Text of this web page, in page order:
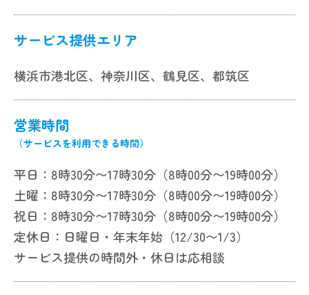
サービス提供エリア
横浜市港北区、神奈川区、鶴見区、都筑区
営業時間
（サービスを利用できる時間）
平日：8時30分〜17時30分（8時00分〜19時00分）
土曜：8時30分〜17時30分（8時00分〜19時00分）
祝日：8時30分〜17時30分（8時00分〜19時00分）
定休日：日曜日・年末年始（12/30〜1/3）
サービス提供の時間外・休日は応相談